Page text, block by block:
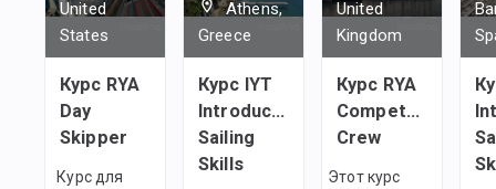
United
States
Курс RYA
Day
Skipper
Курс для
Athens,
Greece
Курс IYT
Introductory
Sailing
Skills
United
Kingdom
Курс RYA
Competent
Crew
Этот курс